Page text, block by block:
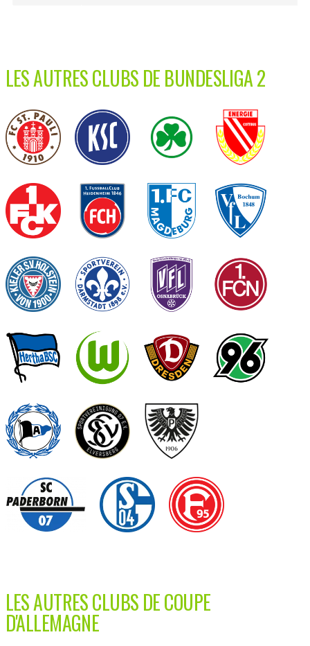
LES AUTRES CLUBS DE BUNDESLIGA 2
LES AUTRES CLUBS DE COUPE
D'ALLEMAGNE